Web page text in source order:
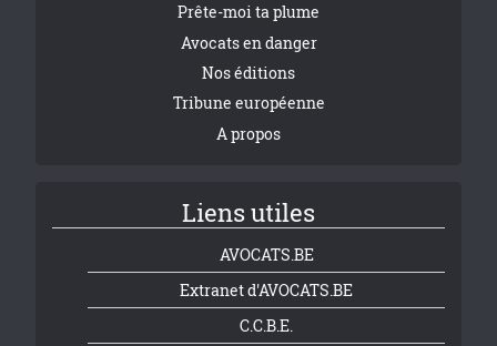
Prête-moi ta plume
Avocats en danger
Nos éditions
Tribune européenne
A propos
Liens utiles
AVOCATS.BE
Extranet d'AVOCATS.BE
C.C.B.E.